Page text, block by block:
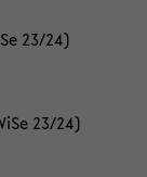
23/24)
23/24)